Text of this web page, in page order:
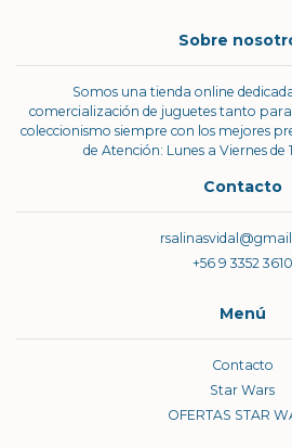
Sobre
Somos una tienda online
comercialización de juguetes tanto
coleccionismo siempre con los mejores
de Atención: Lunes a Viernes de
Contacto
+56 9 3352 3610
Menú
Contacto
Star Wars
OFERTAS STAR